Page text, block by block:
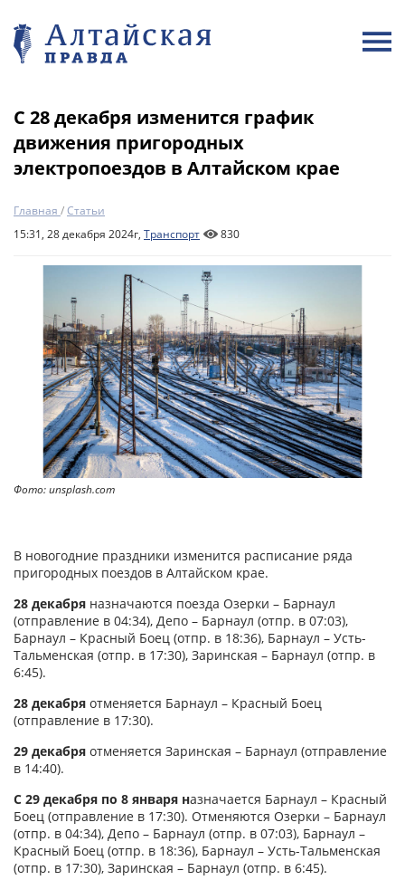
С 28 декабря изменится график
движения пригородных
электропоездов в Алтайском крае
Главная /Статьи
15:31, 28 декабря 2024г, Транспорт 830
Фото: unsplash.com
В новогодние праздники изменится расписание ряда
пригородных поездов в Алтайском крае.
28 декабря назначаются поезда Озерки – Барнаул
(отправление в 04:34), Депо – Барнаул (отпр. в 07:03),
Барнаул – Красный Боец (отпр. в 18:36), Барнаул – Усть-
Тальменская (отпр. в 17:30), Заринская – Барнаул (отпр. в
6:45).
28 декабря отменяется Барнаул – Красный Боец
(отправление в 17:30).
29 декабря отменяется Заринская – Барнаул (отправление
в 14:40).
С 29 декабря по 8 января назначается Барнаул – Красный
Боец (отправление в 17:30). Отменяются Озерки – Барнаул
(отпр. в 04:34), Депо – Барнаул (отпр. в 07:03), Барнаул –
Красный Боец (отпр. в 18:36), Барнаул – Усть-Тальменская
(отпр. в 17:30), Заринская – Барнаул (отпр. в 6:45).